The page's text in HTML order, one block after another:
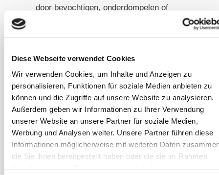
Diese Webseite verwendet Cookies
Wir verwenden Cookies, um Inhalte und Anzeigen zu
personalisieren, Funktionen für soziale Medien anbieten zu
können und die Zugriffe auf unsere Website zu analysieren.
Außerdem geben wir Informationen zu Ihrer Verwendung
unserer Website an unsere Partner für soziale Medien,
Werbung und Analysen weiter. Unsere Partner führen diese
Informationen möglicherweise mit weiteren Daten
die Sie ihnen bereitgestellt haben oder die sie im Rahmen
door bevochtigen, onderdompelen of
via de darmwand worden opgenomen
en een aanzienlijke belasting vormen
voor de ontgiftingssystemen van het
paard. Sommige hebben bovendien
een negatief effect op de dikke­
darmflora en kunnen zo dysbiose
(verkeerde gisting) veroorzaken.
Sommige hebben bovendien een